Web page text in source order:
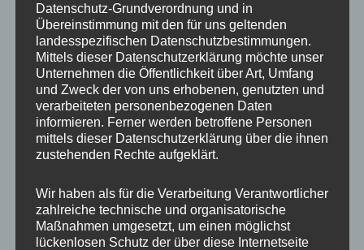
PCD 112 mm
Traglast 900
Ähnliche Produkte
450,00 €360,00 €.
Datenschutz-Grundverordnung und in
Übereinstimmung mit den für uns geltenden
landesspezifischen Datenschutzbestimmungen.
Mittels dieser Datenschutzerklärung möchte unser
Unternehmen die Öffentlichkeit über Art, Umfang
und Zweck der von uns erhobenen, genutzten und
verarbeiteten personenbezogenen Daten
informieren. Ferner werden betroffene Personen
mittels dieser Datenschutzerklärung über die ihnen
zustehenden Rechte aufgeklärt.
Wir haben als für die Verarbeitung Verantwortlicher
zahlreiche technische und organisatorische
Maßnahmen umgesetzt, um einen möglichst
lückenlosen Schutz der über diese Internetseite